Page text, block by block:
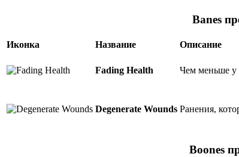
Banes
Иконка Название Описание
Fading Health Чем меньше у
Degenerate Wounds Ранения,
Boones